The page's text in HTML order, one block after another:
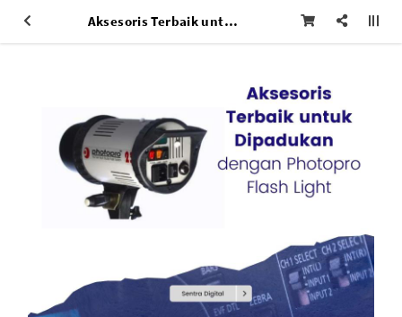
Aksesoris Terbaik untuk Dipadukan dengan Photopro Flash Light